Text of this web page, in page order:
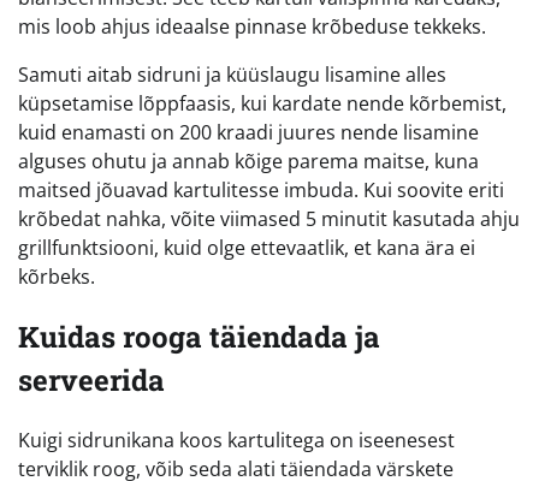
mis loob ahjus ideaalse pinnase krõbeduse tekkeks.
Samuti aitab sidruni ja küüslaugu lisamine alles
küpsetamise lõppfaasis, kui kardate nende kõrbemist,
kuid enamasti on 200 kraadi juures nende lisamine
alguses ohutu ja annab kõige parema maitse, kuna
maitsed jõuavad kartulitesse imbuda. Kui soovite eriti
krõbedat nahka, võite viimased 5 minutit kasutada ahju
grillfunktsiooni, kuid olge ettevaatlik, et kana ära ei
kõrbeks.
Kuidas rooga täiendada ja
serveerida
Kuigi sidrunikana koos kartulitega on iseenesest
terviklik roog, võib seda alati täiendada värskete